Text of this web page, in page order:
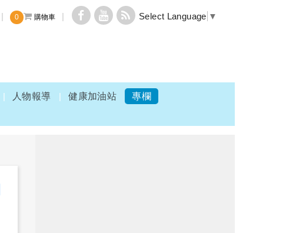
0 購物車 Select Language ▼
人物報導 健康加油站
專欄